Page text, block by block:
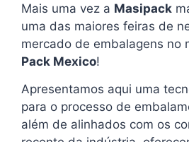
Mais uma vez a Masipack
uma das maiores feiras de
mercado de embalagens no
Pack Mexico!
Apresentamos aqui uma
para o processo de
além de alinhados com os